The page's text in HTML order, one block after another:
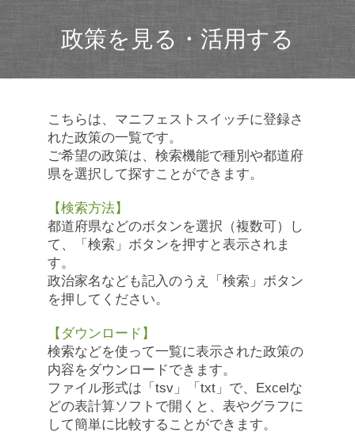
政策を見る・活用する
こちらは、マニフェストスイッチに登録さ
れた政策の一覧です。
ご希望の政策は、検索機能で種別や都道府
県を選択して探すことができます。
【検索方法】
都道府県などのボタンを選択（複数可）し
て、「検索」ボタンを押すと表示されま
す。
政治家名なども記入のうえ「検索」ボタン
を押してください。
【ダウンロード】
検索などを使って一覧に表示された政策の
内容をダウンロードできます。
ファイル形式は「tsv」「txt」で、Excelな
どの表計算ソフトで開くと、表やグラフに
して簡単に比較することができます。